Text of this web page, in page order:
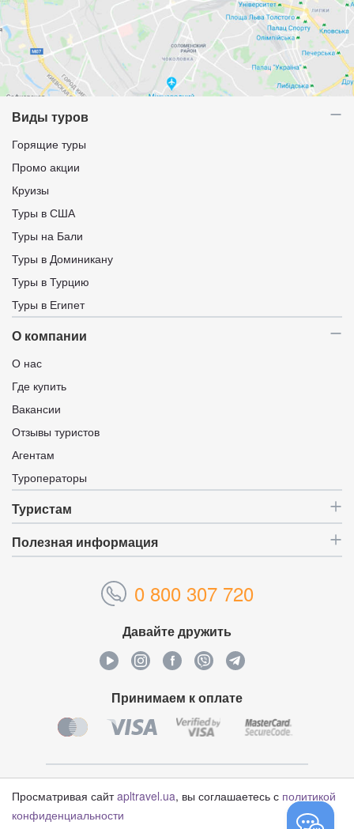
Просматривая сайтapltravel.ua, вы соглашаетесь с политикой
конфиденциальности
Виды туров
Горящие туры
Промо акции
Круизы
Туры в США
Туры на Бали
Туры в Доминикану
Туры в Турцию
Туры в Египет
О компании
О нас
Где купить
Вакансии
Отзывы туристов
Агентам
Туроператоры
Туристам
Полезная информация
0 800 307 720
Давайте дружить
Принимаем к оплате
© Туристический оператор «APL Travel», 2006-2026